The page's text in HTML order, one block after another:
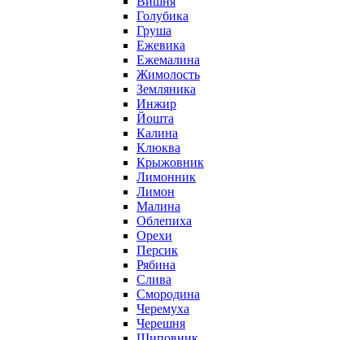
Голубика
Груша
Ежевика
Ежемалина
Жимолость
Земляника
Инжир
Йошта
Калина
Клюква
Крыжовник
Лимонник
Лимон
Малина
Облепиха
Орехи
Персик
Рябина
Слива
Смородина
Черемуха
Черешня